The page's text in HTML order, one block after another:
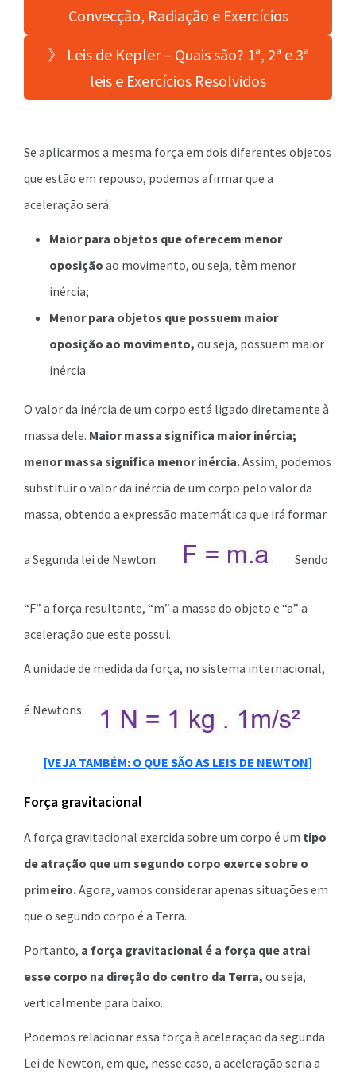
Convecção, Radiação e Exercícios
》 Leis de Kepler – Quais são? 1ª, 2ª e 3ª
leis e Exercícios Resolvidos
Se aplicarmos a mesma força em dois diferentes objetos
que estão em repouso, podemos afirmar que a
aceleração será:
Maior para objetos que oferecem menor
oposição ao movimento, ou seja, têm menor
inércia;
Menor para objetos que possuem maior
oposição ao movimento, ou seja, possuem maior
inércia.
O valor da inércia de um corpo está ligado diretamente à
massa dele. Maior massa significa maior inércia;
menor massa significa menor inércia.Assim, podemos
substituir o valor da inércia de um corpo pelo valor da
massa, obtendo a expressão matemática que irá formar
a Segunda lei de Newton: Sendo
“F” a força resultante, “m” a massa do objeto e “a” a
aceleração que este possui.
A unidade de medida da força, no sistema internacional,
é Newtons:
[VEJA TAMBÉM: O QUE SÃO AS LEIS DE NEWTON]
Força gravitacional
A força gravitacional exercida sobre um corpo é um tipo
de atração que um segundo corpo exerce sobre o
primeiro.Agora, vamos considerar apenas situações em
que o segundo corpo é a Terra.
Portanto, a força gravitacional é a força que atrai
esse corpo na direção do centro da Terra, ou seja,
verticalmente para baixo.
Podemos relacionar essa força à aceleração da segunda
Lei de Newton, em que, nesse caso, a aceleração seria a